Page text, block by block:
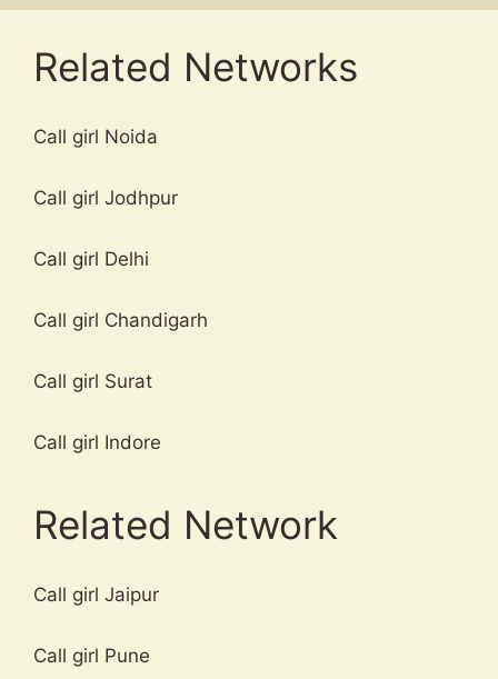
Related Networks
Call girl Noida
Call girl Jodhpur
Call girl Delhi
Call girl Chandigarh
Call girl Surat
Call girl Indore
Related Network
Call girl Jaipur
Call girl Pune